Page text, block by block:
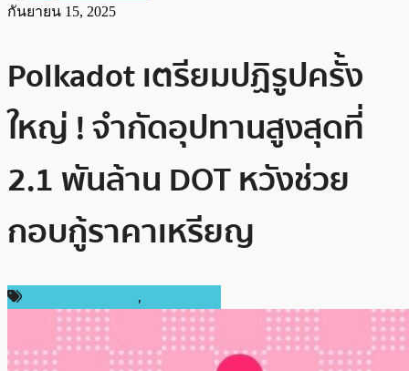
กันยายน 15, 2025
Polkadot เตรียมปฏิรูปครั้ง
ใหญ่ ! จำกัดอุปทานสูงสุดที่
2.1 พันล้าน DOT หวังช่วย
กอบกู้ราคาเหรียญ
,